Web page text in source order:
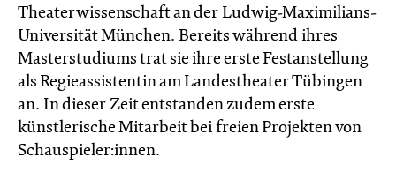
Theaterwissenschaft an der Ludwig-Maximilians-
Universität München. Bereits während ihres
Masterstudiums trat sie ihre erste Festanstellung
als Regieassistentin am Landestheater Tübingen
an. In dieser Zeit entstanden zudem erste
künstlerische Mitarbeit bei freien Projekten von
Schauspieler:innen.